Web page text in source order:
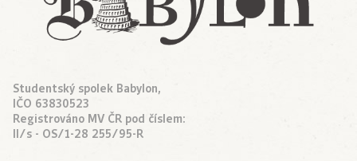
Studentský spolek Babylon,
IČO 63830523
Registrováno MV ČR pod číslem:
II/s - OS/1-28 255/95-R